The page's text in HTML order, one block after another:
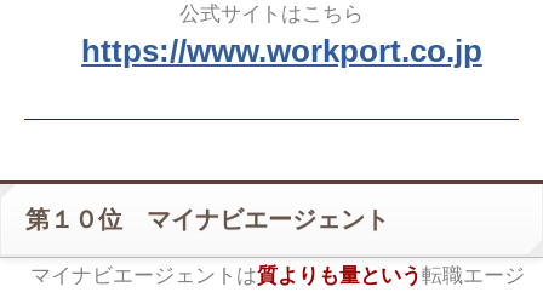
公式サイトはこちら
https://www.workport.co.jp
第１０位 マイナビエージェント
マイナビエージェントは質よりも量という転職エージ